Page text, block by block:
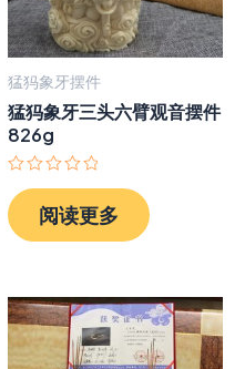
猛犸象牙摆件
猛犸象牙三头六臂观音摆件
826g
评
分
0
&sol;
阅读更多